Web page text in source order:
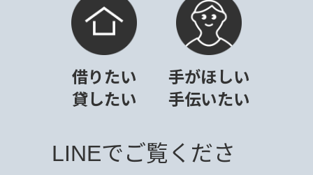
借りたい
貸したい
手がほしい
手伝いたい
LINEでご覧くださ